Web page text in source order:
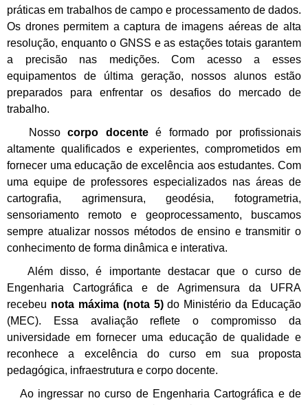
práticas em trabalhos de campo e processamento de dados.
Os drones permitem a captura de imagens aéreas de alta
resolução, enquanto o GNSS e as estações totais garantem
a precisão nas medições. Com acesso a esses
equipamentos de última geração, nossos alunos estão
preparados para enfrentar os desafios do mercado de
trabalho.
Nossocorpo docenteé formado por profissionais
altamente qualificados e experientes, comprometidos em
fornecer uma educação de excelência aos estudantes. Com
uma equipe de professores especializados nas áreas de
cartografia, agrimensura, geodésia, fotogrametria,
sensoriamento remoto e geoprocessamento, buscamos
sempre atualizar nossos métodos de ensino e transmitir o
conhecimento de forma dinâmica e interativa.
Além disso, é importante destacar que o curso de
Engenharia Cartográfica e de Agrimensura da UFRA
recebeu nota máxima (nota 5)do Ministério da Educação
(MEC). Essa avaliação reflete o compromisso da
universidade em fornecer uma educação de qualidade e
reconhece a excelência do curso em sua proposta
pedagógica, infraestrutura e corpo docente.
Ao ingressar no curso de Engenharia Cartográfica e de